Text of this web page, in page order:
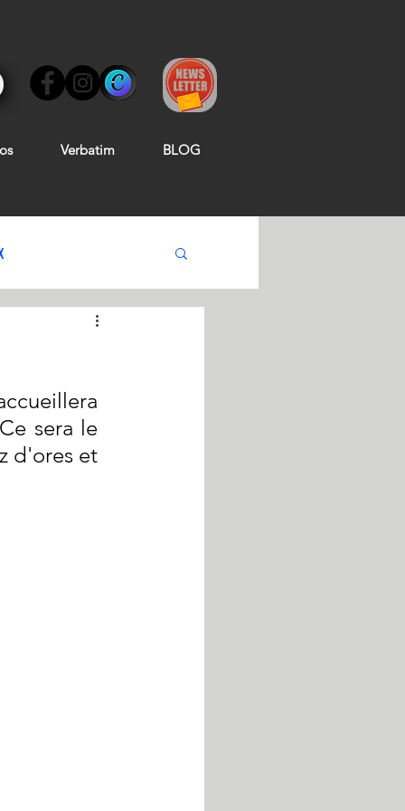
Verbatim BLOG
sera le
d'ores et